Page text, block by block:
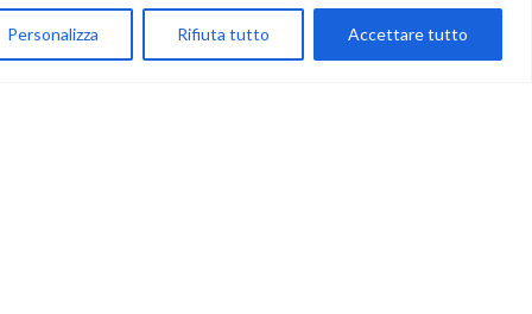
Personalizza Rifiuta tutto Accettare tutto
Account
Carrello